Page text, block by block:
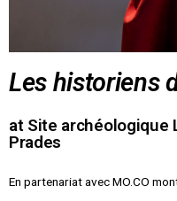
Les historiens
at Site archéologique
Prades
En partenariat avec MO.CO